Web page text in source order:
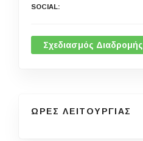
SOCIAL
Σχεδιασμός Διαδρομής
ΩΡΕΣ ΛΕΙΤΟΥΡΓΙΑΣ